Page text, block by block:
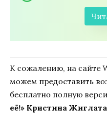
К сожалению, на сайте
можем предоставить
бесплатно полную
её!» Кристина Жиглата